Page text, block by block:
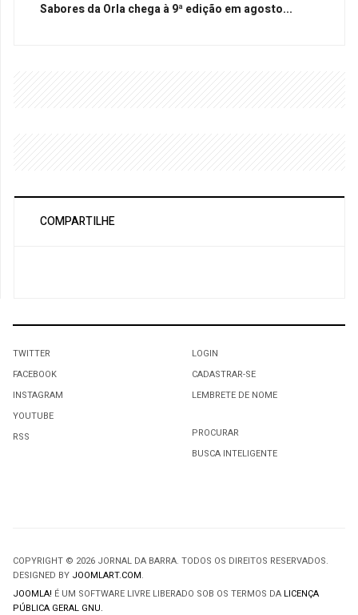
Sabores da Orla chega à 9ª edição em agosto...
COMPARTILHE
TWITTER
FACEBOOK
INSTAGRAM
YOUTUBE
RSS
LOGIN
CADASTRAR-SE
LEMBRETE DE NOME
PROCURAR
BUSCA INTELIGENTE
COPYRIGHT © 2026 JORNAL DA BARRA. TODOS OS DIREITOS RESERVADOS.
DESIGNED BY JOOMLART.COM.
JOOMLA! É UM SOFTWARE LIVRE LIBERADO SOB OS TERMOS DA LICENÇA
PÚBLICA GERAL GNU.